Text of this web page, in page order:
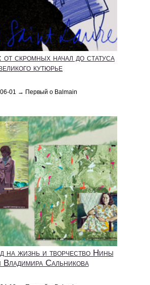
скромных начал до статуса
кутюрье
01 → Первый о Balmain
на жизнь и творчество Нины
Владимира Сальникова